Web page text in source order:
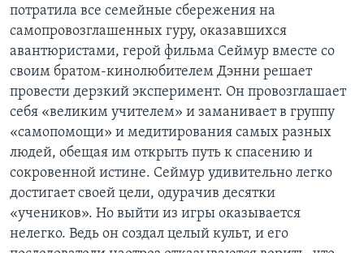
потратила все семейные сбережения на
самопровозглашенных гуру, оказавшихся
авантюристами, герой фильма Сеймур вместе со
своим братом-кинолюбителем Дэнни решает
провести дерзкий эксперимент. Он провозглашает
себя «великим учителем» и заманивает в группу
«самопомощи» и медитирования самых разных
людей, обещая им открыть путь к спасению и
сокровенной истине. Сеймур удивительно легко
достигает своей цели, одурачив десятки
«учеников». Но выйти из игры оказывается
нелегко. Ведь он создал целый культ, и его